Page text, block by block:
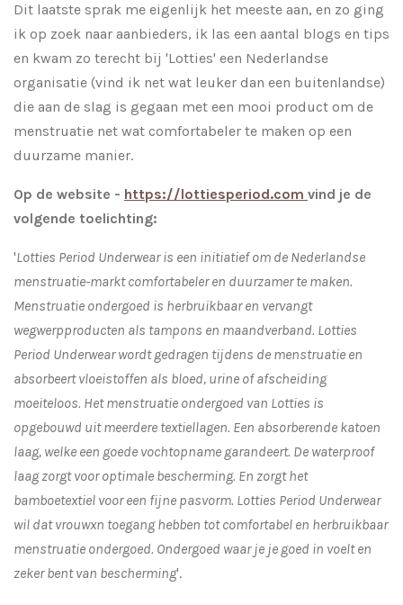
Dit laatste sprak me eigenlijk het meeste aan, en zo ging
ik op zoek naar aanbieders, ik las een aantal blogs en tips
en kwam zo terecht bij 'Lotties' een Nederlandse
organisatie (vind ik net wat leuker dan een buitenlandse)
die aan de slag is gegaan met een mooi product om de
menstruatie net wat comfortabeler te maken op een
duurzame manier.
Op de website - https://lottiesperiod.com vind je de
volgende toelichting:
'Lotties Period Underwear is een initiatief om de Nederlandse
menstruatie-markt comfortabeler en duurzamer te maken.
Menstruatie ondergoed is herbruikbaar en vervangt
wegwerpproducten als tampons en maandverband. Lotties
Period Underwear wordt gedragen tijdens de menstruatie en
absorbeert vloeistoffen als bloed, urine of afscheiding
moeiteloos. Het menstruatie ondergoed van Lotties is
opgebouwd uit meerdere textiellagen. Een absorberende katoen
laag, welke een goede vochtopname garandeert. De waterproof
laag zorgt voor optimale bescherming. En zorgt het
bamboetextiel voor een fijne pasvorm. Lotties Period Underwear
wil dat vrouwxn toegang hebben tot comfortabel en herbruikbaar
menstruatie ondergoed. Ondergoed waar je je goed in voelt en
zeker bent van bescherming'.